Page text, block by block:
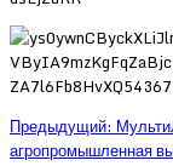
Предыдущий:
агропромышленная